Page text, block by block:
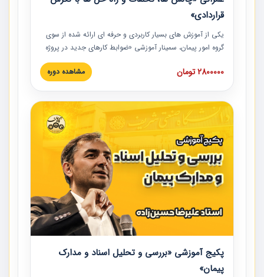
قراردادی»
یکی از آموزش‏‏‏‏‏‏ های بسیار کاربردی و حرفه‏ ای ارائه شده از سوی
گروه امور پیمان، سمینار آموزشی «ضوابط کارهای جدید در پروژه
های عمرانی» چالش ها، تخلفات و راه حل ها با نگرش قراردادی
است که در محل سندیکای شرکت های ساختمانی کشور ارائه شد.
مدارک پیمان به همراه تجربیات عملی ارائه شده است.
2800000 تومان مشاهده دوره
پکیج آموزشی «بررسی و تحلیل اسناد و مدارک
پیمان»